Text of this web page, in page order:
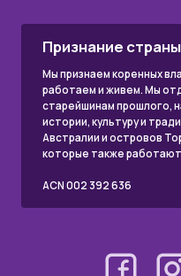
Признание страны
Мы признаем коренных
работаем и живем. Мы
старейшинам прошлого,
истории, культуру и
Австралии и островов
которые также работают
ACN 002 392 636